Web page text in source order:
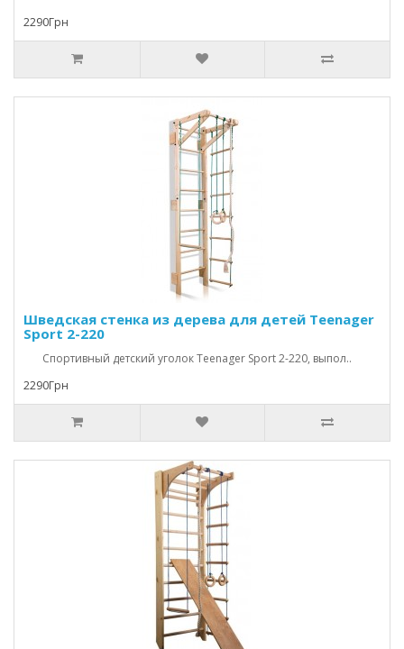
2290Грн
Шведская стенка из дерева для детей Teenager
Sport 2-220
Спортивный детский уголок Teenager Sport 2-220, выпол..
2290Грн